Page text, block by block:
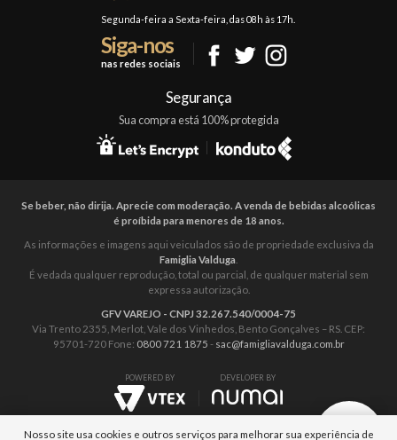
Formas de PagamentoSegunda-feira a Sexta-feira, das 08h às 17h.
Siga-nos
nas redes sociais
Segurança
Sua compra está 100% protegida
Se beber, não dirija. Aprecie com moderação. A venda de bebidas alcoólicas
é proíbida para menores de 18 anos.
As informações e imagens aqui veiculados são de propriedade exclusiva da
Famiglia Valduga
É vedada qualquer reprodução, total ou parcial, de qualquer material sem
expressa autorização.
GFV VAREJO - CNPJ 32.267.540/0004-75
Via Trento 2355, Merlot, Vale dos Vinhedos, Bento Gonçalves – RS. CEP:
95701-720 Fone: 0800 721 1875 - sac@famigliavalduga.com.br
POWERED BY DEVELOPER BY
Nosso site usa cookies e outros serviços para melhorar sua experiência de